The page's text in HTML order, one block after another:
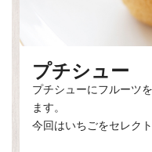
プチシュー
プチシューにフルーツ
ます。
今回はいちごをセレクト